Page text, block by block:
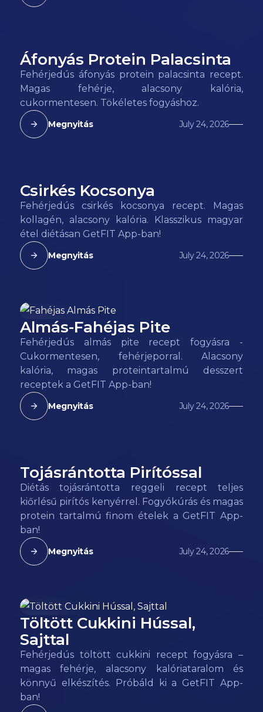
156kcal
Áfonyás Protein Palacsinta
Fehérjedús áfonyás protein palacsinta recept.
Magas fehérje, alacsony kalória,
cukormentesen. Tökéletes fogyáshoz.
Megnyitás July 24, 2026
72kcal
Csirkés Kocsonya
Fehérjedús csirkés kocsonya recept. Magas
kollagén, alacsony kalória. Klasszikus magyar
étel diétásan GetFIT App-ban!
Megnyitás July 24, 2026
152 kcal
Almás-Fahéjas Pite
Fehérjedús almás pite recept fogyásra -
Cukormentesen, fehérjeporral. Alacsony
kalória, magas proteintartalmú desszert
receptek a GetFIT App-ban!
Megnyitás July 24, 2026
152kcal
Tojásrántotta Pirítóssal
Diétás tojásrántotta reggeli recept teljes
kiőrlésű pirítós kenyérrel. Fogyókúrás és magas
protein tartalmú finom ételek a GetFIT App-
ban!
Megnyitás July 24, 2026
112kcal
Töltött Cukkini Hússal,
Sajttal
Fehérjedús töltött cukkini recept fogyásra –
magas fehérje, alacsony kalóriataralom és
könnyű elkészítés. Próbáld ki a GetFIT App-
ban!